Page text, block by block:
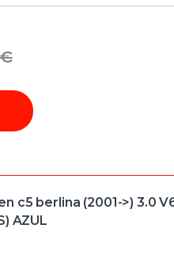
c5 berlina (2001->) 3.0
AZUL